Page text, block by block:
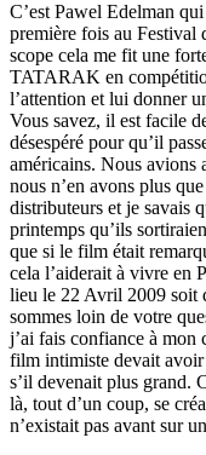
C’est Pawel Edelman
première fois au Festival
scope cela me fit une
TATARAK en
l’attention et lui donner
Vous savez, il est facile
désespéré pour qu’il
américains. Nous avions
nous n’en avons plus
distributeurs et je savais
printemps qu’ils
que si le film était
cela l’aiderait à vivre en
lieu le 22 Avril 2009 soit
sommes loin de votre
j’ai fais confiance à mon
film intimiste devait avoir
s’il devenait plus grand.
là, tout d’un coup, se
n’existait pas avant sur